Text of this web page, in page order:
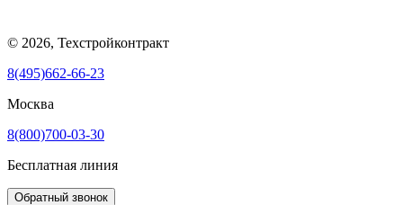
© 2026, Техстройконтракт
8(495)662-66-23
Москва
8(800)700-03-30
Бесплатная линия
Обратный звонок